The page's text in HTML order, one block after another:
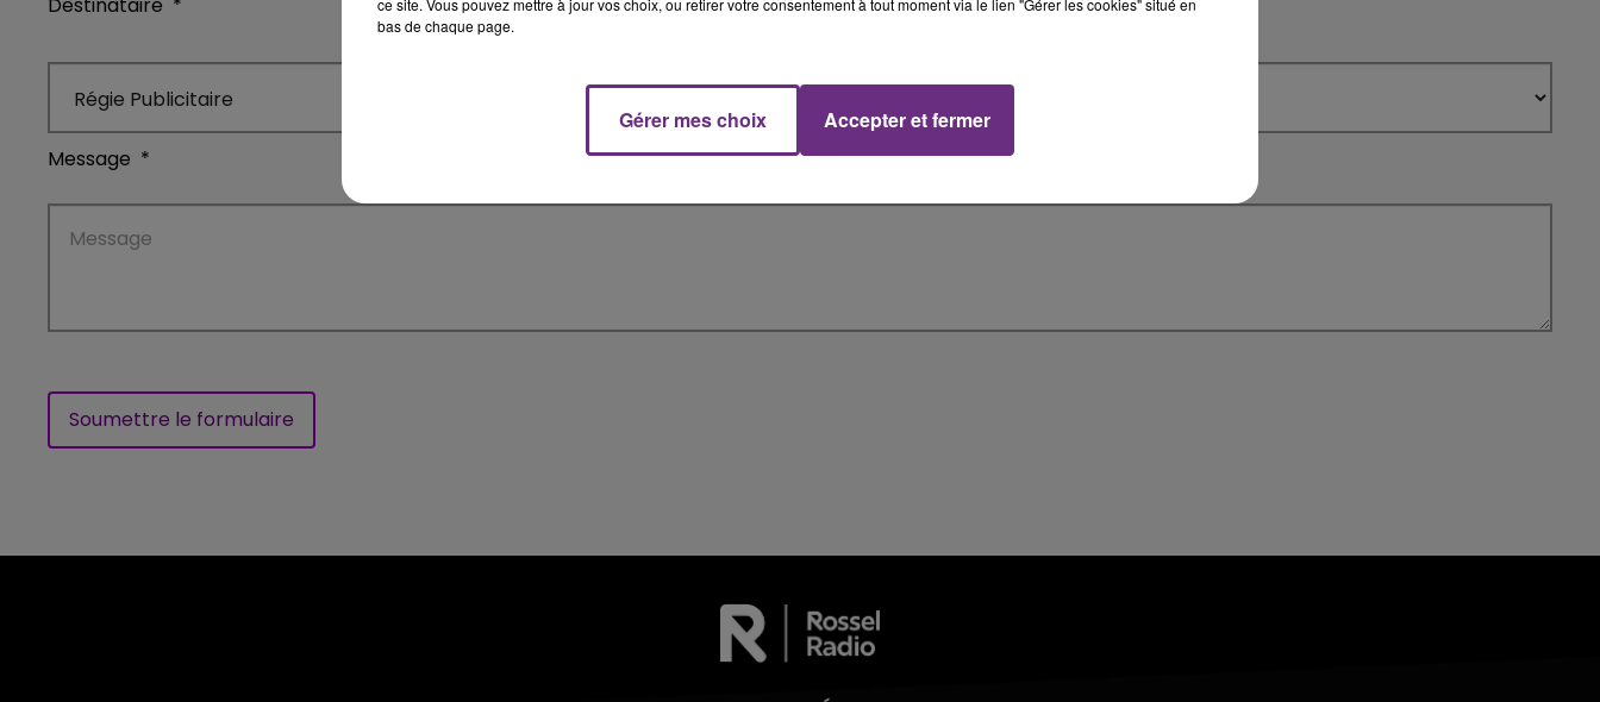
Message *
Soumettre le formulaire
ce site. Vous pouvez mettre à jour vos choix, ou retirer votre consentement à tout moment via le lien "Gérer les cookies" situé en
bas de chaque page.
Gérer mes choix Accepter et fermer